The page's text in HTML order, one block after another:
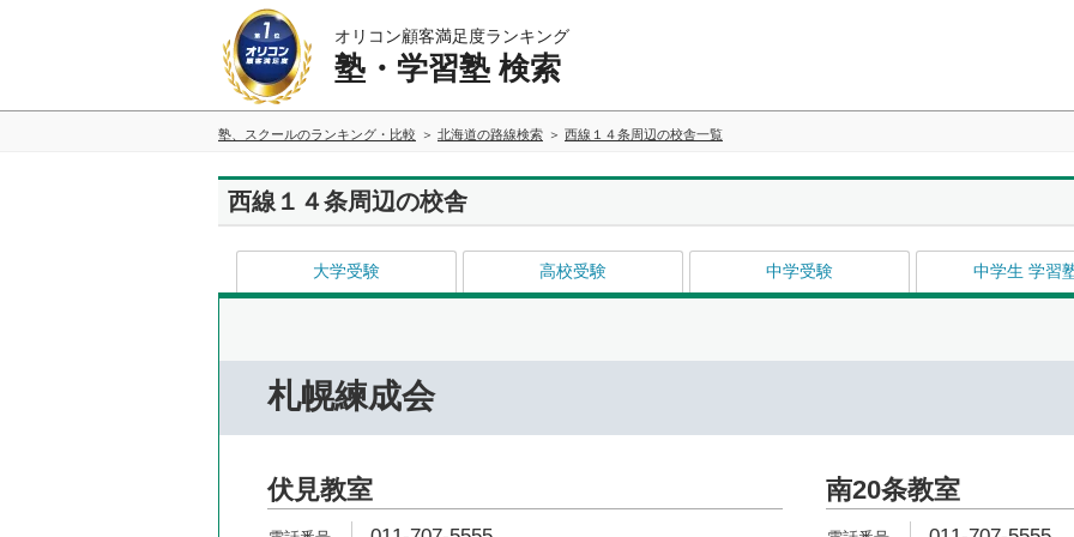
オリコン顧客満足度ランキング
塾・学習塾 検索
塾、スクールのランキング・比較 北海道の路線検索 西線１４条周辺の校舎一覧
西線１４条周辺の校舎
大学受験 高校受験 中学受験 中学生 学習
札幌練成会
伏見教室 南20条教室